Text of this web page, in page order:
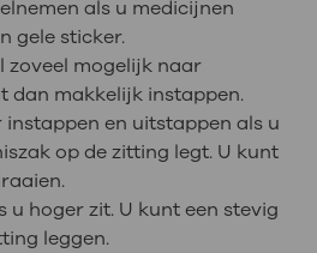
als u medicijnen
gele sticker.
zoveel mogelijk naar
dan makkelijk instappen.
en uitstappen als u
op de zitting legt. U kunt
u hoger zit. U kunt een stevig
leggen.